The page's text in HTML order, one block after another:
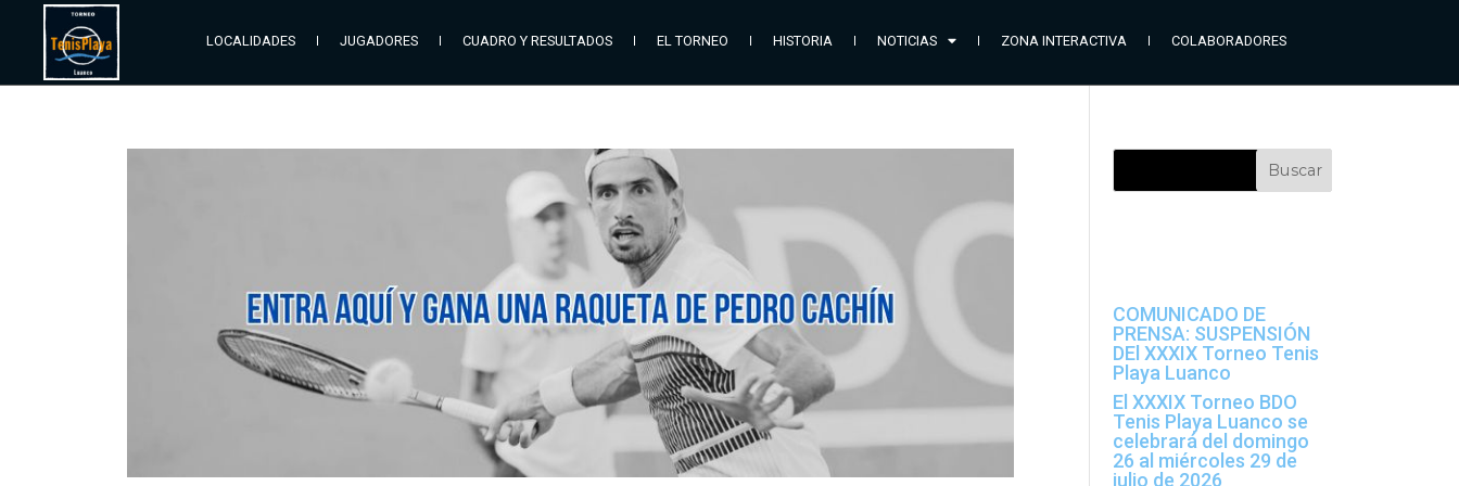
LOCALIDADES JUGADORES CUADRO Y RESULTADOS EL TORNEO HISTORIA NOTICIAS ZONA INTERACTIVA COLABORADORES
COMUNICADO DE
PRENSA: SUSPENSIÓN
DEl XXXIX Torneo Tenis
Playa Luanco
El XXXIX Torneo BDO
Tenis Playa Luanco se
celebrará del domingo
26 al miércoles 29 de
julio de 2026